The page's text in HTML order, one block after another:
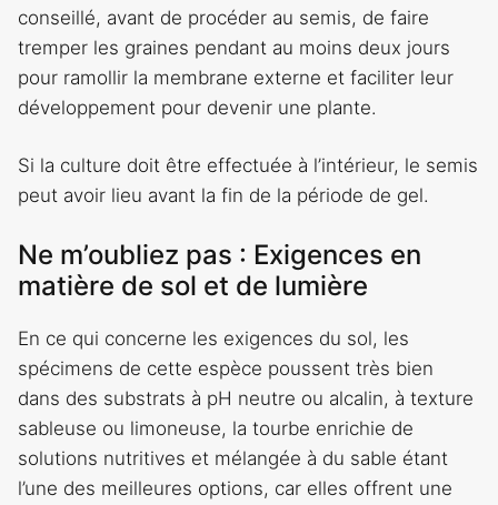
conseillé, avant de procéder au semis, de faire
tremper les graines pendant au moins deux jours
pour ramollir la membrane externe et faciliter leur
développement pour devenir une plante.
Si la culture doit être effectuée à l’intérieur, le semis
peut avoir lieu avant la fin de la période de gel.
Ne m’oubliez pas : Exigences en
matière de sol et de lumière
En ce qui concerne les exigences du sol, les
spécimens de cette espèce poussent très bien
dans des substrats à pH neutre ou alcalin, à texture
sableuse ou limoneuse, la tourbe enrichie de
solutions nutritives et mélangée à du sable étant
l’une des meilleures options, car elles offrent une